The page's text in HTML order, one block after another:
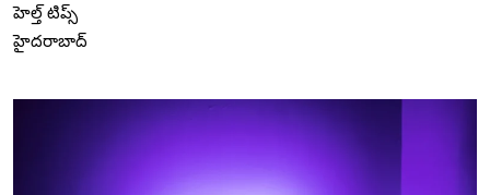
హెల్త్ టిప్స్
హైదరాబాద్